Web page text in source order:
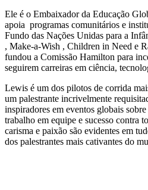
Ele é o Embaixador da Educação
apoia programas comunitários e
Fundo das Nações Unidas para a
, Make-a-Wish , Children in Need e
fundou a Comissão Hamilton para
seguirem carreiras em ciência,
Lewis é um dos pilotos de corrida
um palestrante incrivelmente
inspiradores em eventos globais
trabalho em equipe e sucesso contra
carisma e paixão são evidentes em
dos palestrantes mais cativantes do